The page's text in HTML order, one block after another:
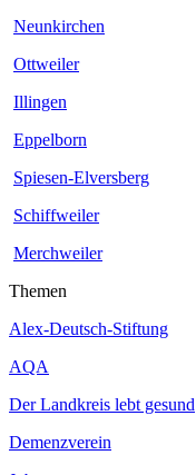
Neunkirchen
Ottweiler
Illingen
Eppelborn
Spiesen-Elversberg
Schiffweiler
Merchweiler
Themen
Alex-Deutsch-Stiftung
AQA
Der Landkreis lebt gesund
Demenzverein